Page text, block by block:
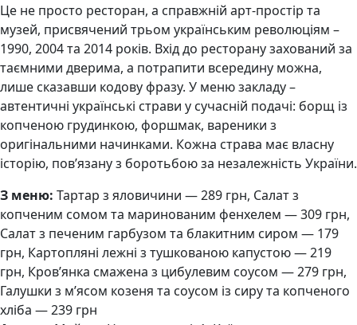
Це не просто ресторан, а справжній арт-простір та
музей, присвячений трьом українським революціям –
1990, 2004 та 2014 років. Вхід до ресторану захований за
таємними дверима, а потрапити всередину можна,
лише сказавши кодову фразу. У меню закладу –
автентичні українські страви у сучасній подачі: борщ із
копченою грудинкою, форшмак, вареники з
оригінальними начинками. Кожна страва має власну
історію, пов’язану з боротьбою за незалежність України.
З меню: Тартар з яловичини — 289 грн, Салат з
копченим сомом та маринованим фенхелем — 309 грн,
Салат з печеним гарбузом та блакитним сиром — 179
грн, Картопляні лежні з тушкованою капустою — 219
грн, Кров’янка смажена з цибулевим соусом — 279 грн,
Галушки з м’ясом козеня та соусом із сиру та копченого
хліба — 239 грн